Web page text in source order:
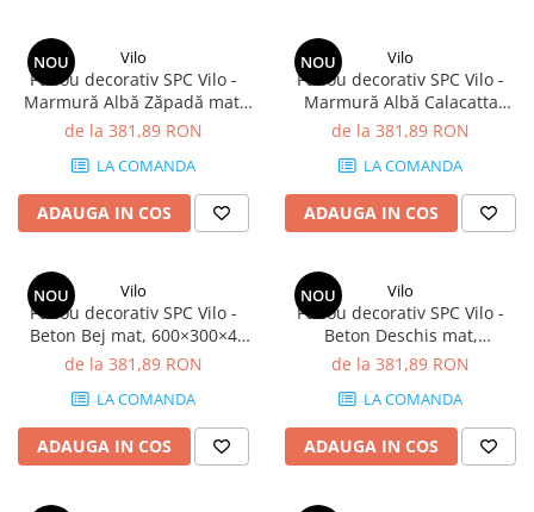
NOU Vilo
Panou decorativ SPC Vilo -
Marmură Albă Zăpadă mat,
600×300×4 mm, 2.34 mp/cutie
de la 381,89 RON
LA COMANDA
ADAUGA IN COS
NOU Vilo
Panou decorativ SPC Vilo -
Marmură Albă Calacatta
lucios, 600×300×4 mm, 2.34
de la 381,89 RON
LA COMANDA
ADAUGA IN COS
NOU Vilo
Panou decorativ SPC Vilo -
Beton Bej mat, 600×300×4
mm, 2.34 mp/cutie (13
de la 381,89 RON
LA COMANDA
ADAUGA IN COS
NOU Vilo
Panou decorativ SPC Vilo -
Beton Deschis mat,
600×300×4 mm, 2.34 mp/cutie
de la 381,89 RON
LA COMANDA
ADAUGA IN COS